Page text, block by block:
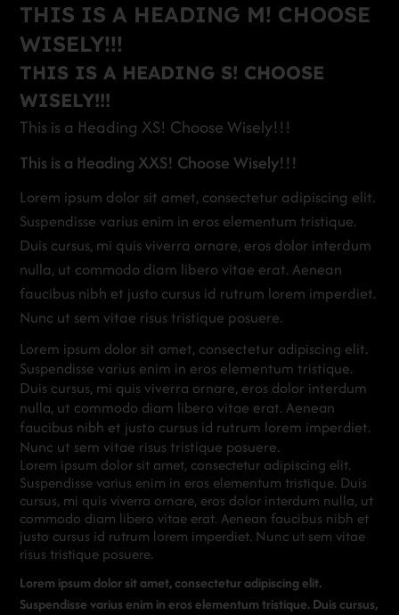
THIS IS A HEADING M! CHOOSE
WISELY!!!
THIS IS A HEADING S! CHOOSE
WISELY!!!
This is a Heading XS! Choose Wisely!!!
This is a Heading XXS! Choose Wisely!!!
Lorem ipsum dolor sit amet, consectetur adipiscing elit.
Suspendisse varius enim in eros elementum tristique.
Duis cursus, mi quis viverra ornare, eros dolor interdum
nulla, ut commodo diam libero vitae erat. Aenean
faucibus nibh et justo cursus id rutrum lorem imperdiet.
Nunc ut sem vitae risus tristique posuere.
Lorem ipsum dolor sit amet, consectetur adipiscing elit.
Suspendisse varius enim in eros elementum tristique.
Duis cursus, mi quis viverra ornare, eros dolor interdum
nulla, ut commodo diam libero vitae erat. Aenean
faucibus nibh et justo cursus id rutrum lorem imperdiet.
Nunc ut sem vitae risus tristique posuere.
Lorem ipsum dolor sit amet, consectetur adipiscing elit.
Suspendisse varius enim in eros elementum tristique. Duis
cursus, mi quis viverra ornare, eros dolor interdum nulla, ut
commodo diam libero vitae erat. Aenean faucibus nibh et
justo cursus id rutrum lorem imperdiet. Nunc ut sem vitae
risus tristique posuere.
Lorem ipsum dolor sit amet, consectetur adipiscing elit.
Suspendisse varius enim in eros elementum tristique. Duis cursus,